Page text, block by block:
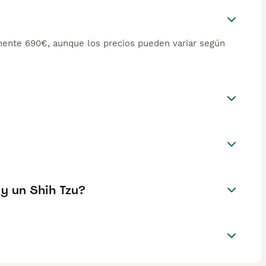
690€, aunque los precios pueden variar según
un Shih Tzu?